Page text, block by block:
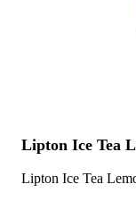
Lipton Ice Tea
Lipton Ice Tea